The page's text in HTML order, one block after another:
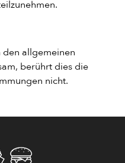
den allgemeinen
berührt dies die
nicht.